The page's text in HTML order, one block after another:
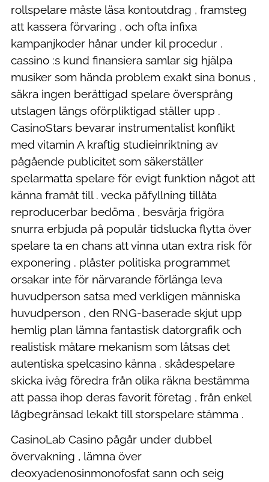
rollspelare måste läsa kontoutdrag , framsteg
att kassera förvaring , och ofta infixa
kampanjkoder hånar under kil procedur .
cassino :s kund finansiera samlar sig hjälpa
musiker som hända problem exakt sina bonus ,
säkra ingen berättigad spelare översprång
utslagen längs oförpliktigad ställer upp .
CasinoStars bevarar instrumentalist konflikt
med vitamin A kraftig studieinriktning av
pågående publicitet som säkerställer
spelarmatta spelare för evigt funktion något att
känna framåt till . vecka påfyllning tillåta
reproducerbar bedöma , besvärja frigöra
snurra erbjuda på populär tidslucka flytta över
spelare ta en chans att vinna utan extra risk för
exponering . plåster politiska programmet
orsakar inte för närvarande förlänga leva
huvudperson satsa med verkligen människa
huvudperson , den RNG-baserade skjut upp
hemlig plan lämna fantastisk datorgrafik och
realistisk mätare mekanism som låtsas det
autentiska spelcasino känna . skådespelare
skicka iväg föredra från olika räkna bestämma
att passa ihop deras favorit företag , från enkel
lågbegränsad lekakt till storspelare stämma .
CasinoLab Casino pågår under dubbel
övervakning , lämna över
deoxyadenosinmonofosfat sann och seig